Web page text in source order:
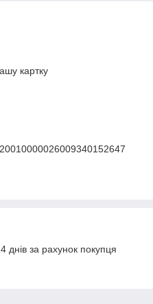
картку
за рахунок покупця